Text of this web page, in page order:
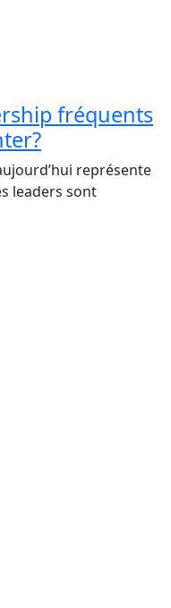
fréquents
représente
leaders sont